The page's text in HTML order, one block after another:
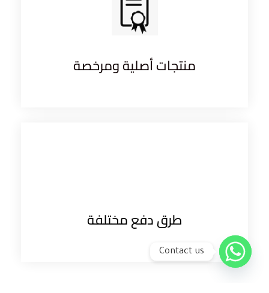
منتجات أصلية ومرخصة
طرق دفع مختلفة
Contact us